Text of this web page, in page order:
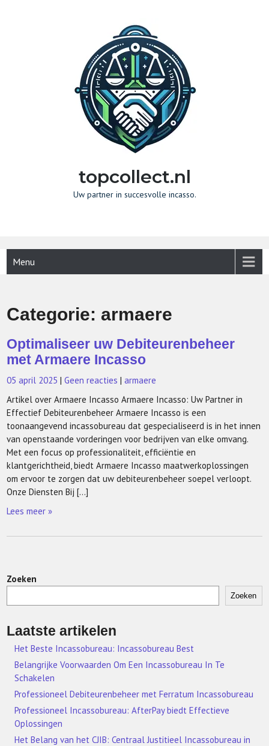
topcollect.nl
Uw partner in succesvolle incasso.
Menu
Categorie: armaere
Optimaliseer uw Debiteurenbeheer
met Armaere Incasso
05 april 2025 |Geen reacties |armaere
Artikel over Armaere Incasso Armaere Incasso: Uw Partner in
Effectief Debiteurenbeheer Armaere Incasso is een
toonaangevend incassobureau dat gespecialiseerd is in het innen
van openstaande vorderingen voor bedrijven van elke omvang.
Met een focus op professionaliteit, efficiëntie en
klantgerichtheid, biedt Armaere Incasso maatwerkoplossingen
om ervoor te zorgen dat uw debiteurenbeheer soepel verloopt.
Onze Diensten Bij […]
Lees meer »
Zoeken
Zoeken
Laatste artikelen
Het Beste Incassobureau: Incassobureau Best
Belangrijke Voorwaarden Om Een Incassobureau In Te
Schakelen
Professioneel Debiteurenbeheer met Ferratum Incassobureau
Professioneel Incassobureau: AfterPay biedt Effectieve
Oplossingen
Het Belang van het CJIB: Centraal Justitieel Incassobureau in